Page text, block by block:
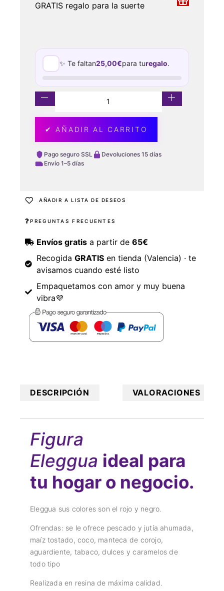
GRATIS regalo para la suerte
✨ Te faltan25,00€para turegalo.
✔ AÑADIR AL CARRITO
Pago seguro SSL
Devoluciones 15 días
Envío 1–5 días
AÑADIR A LISTA DE DESEOS
PREGUNTAS FRECUENTES
Envíos gratisa partir de 65€
Recogida GRATISen tienda (Valencia) · te
avisamos cuando esté listo
Empaquetamos con amor y muy buena
vibra💜
DESCRIPCIÓN VALORACIONES
Figura
Eleggua ideal para
tu hogar o negocio.
Eleggua sus colores son el rojo y negro.
Ofrendas: se le ofrece pescado y jutía ahumada,
maíz tostado, coco, manteca de corojo,
aguardiente, tabaco, dulces y caramelos de
todo tipo
Realizada en resina de máxima calidad.